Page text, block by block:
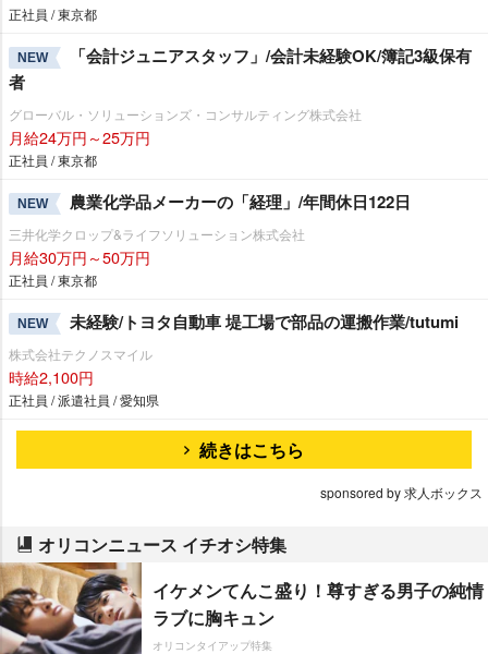
正社員 / 東京都
NEW
「会計ジュニアスタッフ」/会計未経験OK/簿記3級保有
者
グローバル・ソリューションズ・コンサルティング株式会社
月給24万円～25万円
正社員 / 東京都
NEW 農業化学品メーカーの「経理」/年間休日122日
三井化学クロップ&ライフソリューション株式会社
月給30万円～50万円
正社員 / 東京都
NEW 未経験/トヨタ自動車 堤工場で部品の運搬作業/tutumi
株式会社テクノスマイル
時給2,100円
正社員 / 派遣社員 / 愛知県
続きはこちら
sponsored by 求人ボックス
オリコンニュース イチオシ特集
イケメンてんこ盛り！尊すぎる男子の純情
ラブに胸キュン
オリコンタイアップ特集